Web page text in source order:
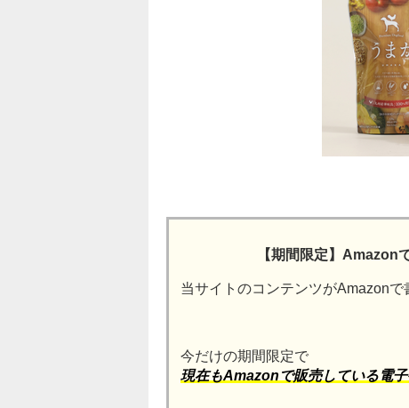
【期間限定】Amazon
当サイトのコンテンツがAmazonで
今だけの期間限定で
現在もAmazonで販売している電